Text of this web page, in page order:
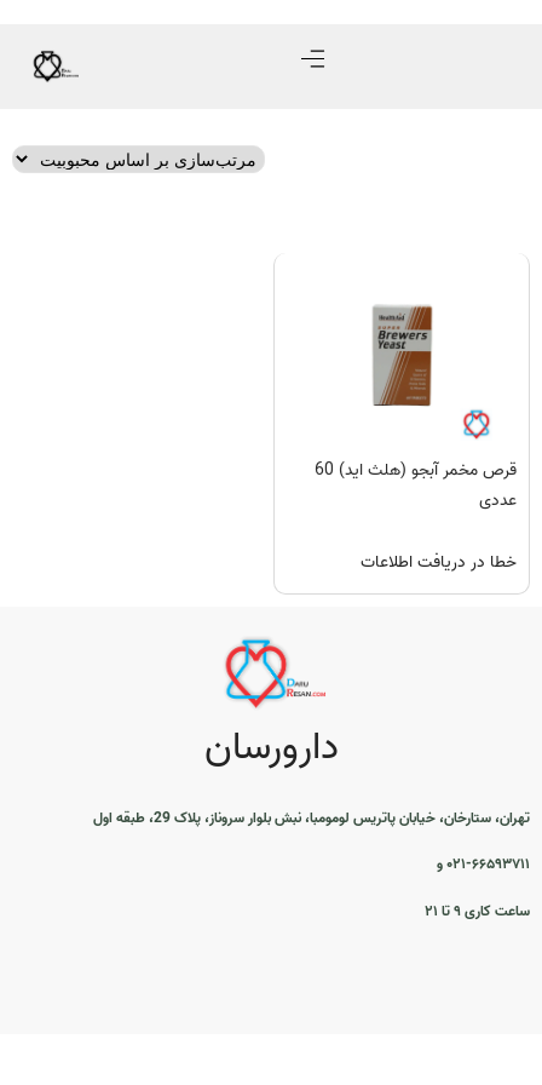
قرص مخمر آبجو (هلث اید) 60
عددی
خطا در دریافت اطلاعات
دارورسان
تهران، ستارخان، خیابان پاتریس لومومبا، نبش بلوار سروناز، پلاک 29، طبقه اول
۰۲۱-۶۶۵۹۳۷۱۱ و
ساعت کاری ۹ تا ۲۱